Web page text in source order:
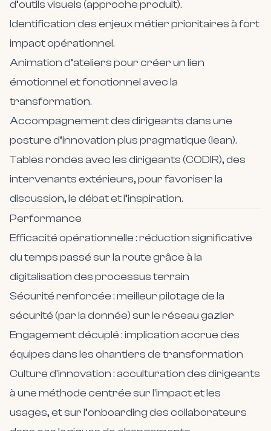
d’outils visuels (approche produit).
Identification des enjeux métier prioritaires à fort
impact opérationnel.
Animation d’ateliers pour créer un lien
émotionnel et fonctionnel avec la
transformation.
Accompagnement des dirigeants dans une
posture d’innovation plus pragmatique (lean).
Tables rondes avec les dirigeants (CODIR), des
intervenants extérieurs, pour favoriser la
discussion, le débat et l’inspiration.
Performance
Efficacité opérationnelle: réduction significative
du temps passé sur la route grâce à la
digitalisation des processus terrain
Sécurité renforcée: meilleur pilotage de la
sécurité (par la donnée) sur le réseau gazier
Engagement décuplé: implication accrue des
équipes dans les chantiers de transformation
Culture d'innovation: acculturation des dirigeants
à une méthode centrée sur l'impact et les
usages, et sur l’onboarding des collaborateurs